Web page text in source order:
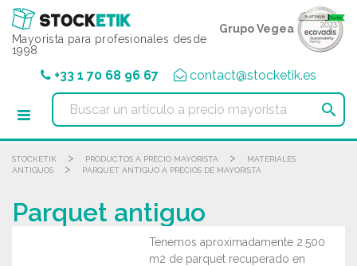
Mayorista para profesionales desde
1998
Grupo Vegea
+33 1 70 68 96 67 contact@stocketik.es

STOCKETIK > PRODUCTOS A PRECIO MAYORISTA >
MATERIALES
ANTIGUOS
> PARQUET ANTIGUO A PRECIOS DE MAYORISTA
Parquet antiguo
Tenemos aproximadamente 2.500
m2 de parquet recuperado en
Panel de gestión de cookies